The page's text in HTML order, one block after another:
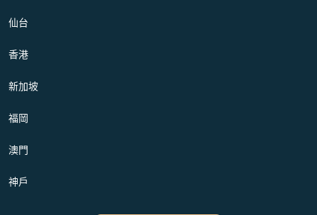
仙台
香港
新加坡
福岡
澳門
神戶